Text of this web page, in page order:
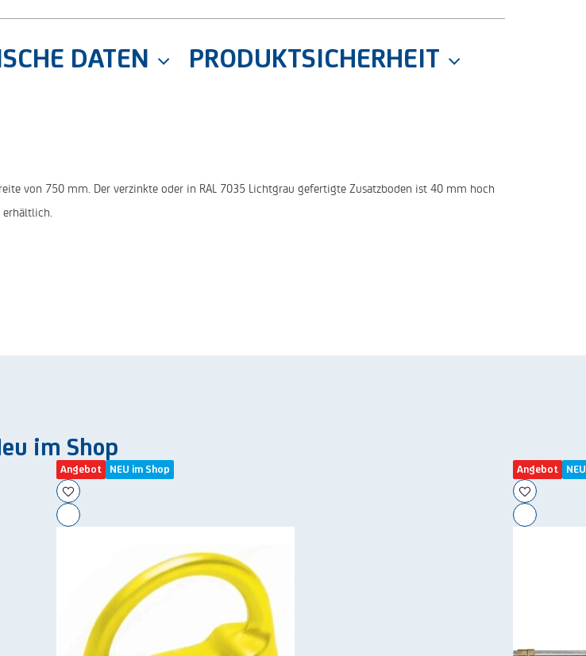
DATEN PRODUKTSICHERHEIT
von 750 mm. Der verzinkte oder in RAL 7035 Lichtgrau gefertigte Zusatzboden ist 40 mm hoch
erhältlich.
im Shop
Angebot NEU im Shop Angebot